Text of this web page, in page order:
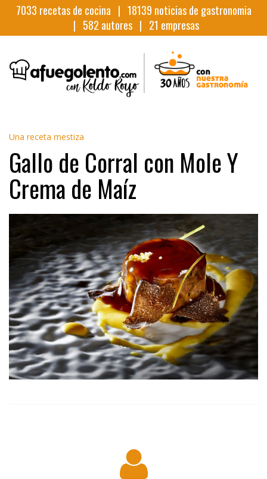
7033 recetas de cocina | 18139 noticias de gastronomia
| 582 autores | 21 empresas
Una receta mestiza
Gallo de Corral con Mole Y
Crema de Maíz